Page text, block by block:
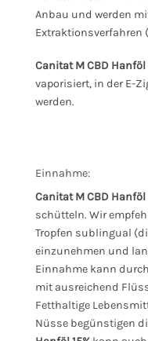
Anbau und werden
Extraktionsverfahren
Canitat M CBD Hanföl
vaporisiert, in der E-
werden.
Einnahme:
Canitat M CBD Hanföl
schütteln. Wir
Tropfen sublingual
einzunehmen und
Einnahme kann
mit ausreichend
Fetthaltige
Nüsse begünstigen